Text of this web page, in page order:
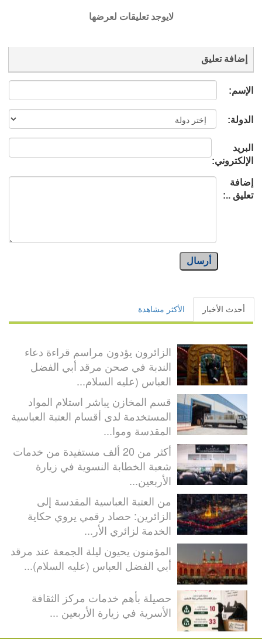
لايوجد تعليقات لعرضها
إضافة تعليق
الإسم:
الدولة:
البريد
الإلكتروني:
إضافة
تعليق ..:
أرسال
أحدث الأخبار الأكثر مشاهدة
الزائرون يؤدون مراسم قراءة دعاء
الندبة في صحن مرقد أبي الفضل
العباس (عليه السلام...
قسم المخازن يباشر استلام المواد
المستخدمة لدى أقسام العتبة العباسية
المقدسة وموا...
أكثر من 20 ألف مستفيدة من خدمات
شعبة الخطابة النسوية في زيارة
الأربعين...
من العتبة العباسية المقدسة إلى
الزائرين: حصاد رقمي يروي حكاية
الخدمة لزائري الأر...
المؤمنون يحيون ليلة الجمعة عند مرقد
أبي الفضل العباس (عليه السلام)...
حصيلة بأهم خدمات مركز الثقافة
الأسرية في زيارة الأربعين ...